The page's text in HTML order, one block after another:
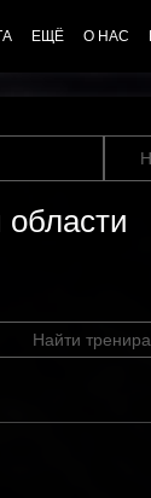
ЕЩЁ О НАС
Найти тренира